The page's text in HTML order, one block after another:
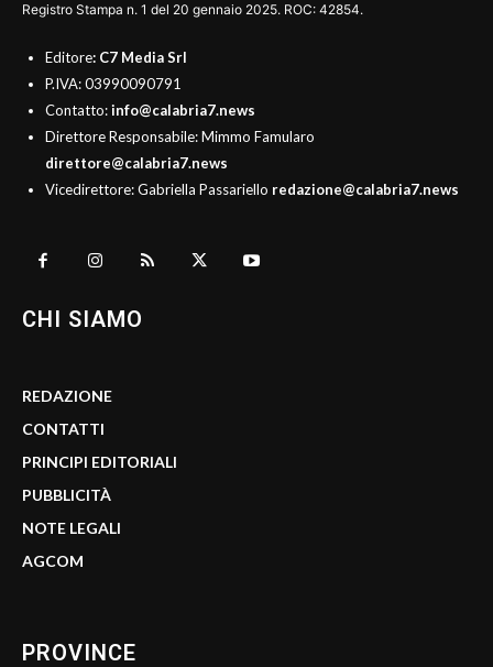
Registro Stampa n. 1 del 20 gennaio 2025. ROC: 42854.
Editore: C7 Media Srl
P.IVA: 03990090791
Contatto:info@calabria7.news
Direttore Responsabile: Mimmo Famularo
direttore@calabria7.news
Vicedirettore: Gabriella Passariello redazione@calabria7.news
CHI SIAMO
REDAZIONE
CONTATTI
PRINCIPI EDITORIALI
PUBBLICITÀ
NOTE LEGALI
AGCOM
PROVINCE